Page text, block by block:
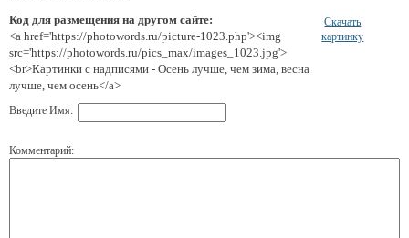
Код для размещения на другом сайте:
<a href='https://photowords.ru/picture-1023.php'><img
src='https://photowords.ru/pics_max/images_1023.jpg'>
<br>Картинки с надписями - Осень лучше, чем зима, весна
лучше, чем осень</a>
Скачать
картинку
Введите Имя:
Комментарий: